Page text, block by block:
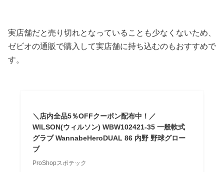
実店舗だと売り切れとなっていることも少なくないため、
ゼビオの通販で購入して実店舗に持ち込むのもおすすめで
す。
＼店内全品5％OFFクーポン配布中！／
WILSON(ウィルソン) WBW102421-35 一般軟式
グラブ WannabeHeroDUAL 86 内野 野球グロー
ブ
ProShopスポテック